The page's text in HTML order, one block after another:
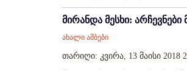
მირანდა მესხი:
ახალი ამბები
თარიღი: კვირა, 13 მაისი 2018